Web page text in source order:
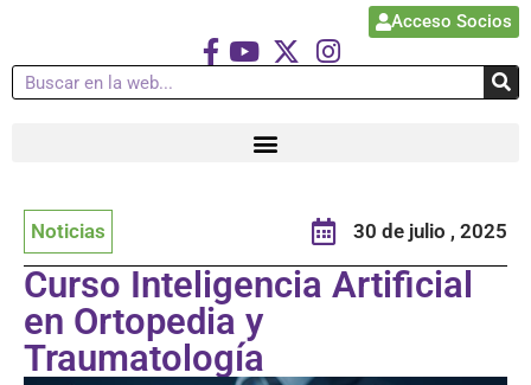
Acceso Socios
Noticias 30 de julio , 2025
Curso Inteligencia Artificial
en Ortopedia y
Traumatología